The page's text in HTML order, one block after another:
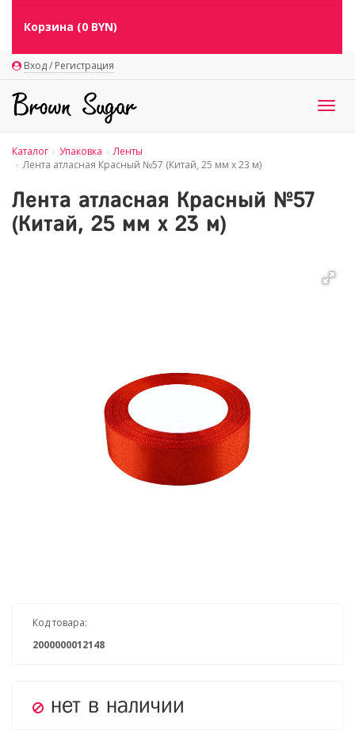
Вход / Регистрация
Корзина (0 BYN)
Каталог Упаковка
Ленты
Лента атласная Красный №57 (Китай, 25 мм х 23 м)
Лента атласная Красный №57
(Китай, 25 мм х 23 м)
Код товара:
2000000012148
нет в наличии